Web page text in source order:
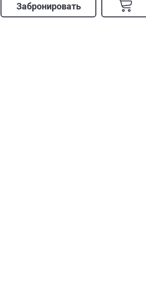
Забронировать